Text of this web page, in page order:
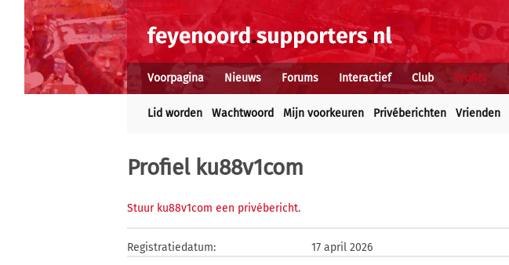
Voorpagina Nieuws Forums Interactief Club Profiel
Lid worden Wachtwoord Mijn voorkeuren Privéberichten Vrienden
Profiel ku88v1com
Stuur ku88v1com een privébericht.
Registratiedatum: 17 april 2026